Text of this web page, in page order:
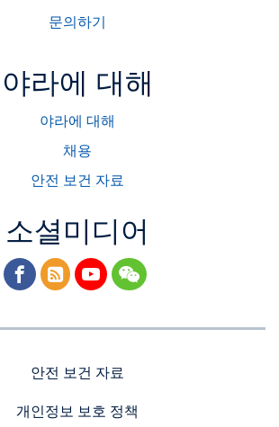
문의하기
야라에 대해
야라에 대해
채용
안전 보건 자료
소셜미디어
facebook
rss youtubewechat
안전 보건 자료
개인정보 보호 정책